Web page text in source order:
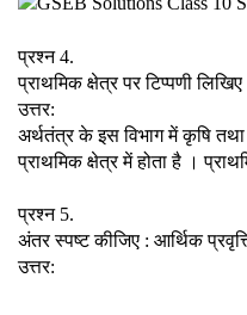
प्रश्न 4.
प्राथमिक क्षेत्र पर टिप्पणी लिखिए
उत्तर:
अर्थतंत्र के इस विभाग में कृषि
प्राथमिक क्षेत्र में होता है ।
प्रश्न 5.
अंतर स्पष्ट कीजिए : आर्थिक
उत्तर: